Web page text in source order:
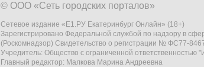
© ООО «Сеть городских порталов»
Сетевое издание «Е1.РУ Екатеринбург Онлайн» (18+)
Зарегистрировано Федеральной службой по надзору в
(Роскомнадзор) Свидетельство о регистрации № ФС77-
Учредитель: Общество с ограниченной
Главный редактор: Малкова Марина Андреевна